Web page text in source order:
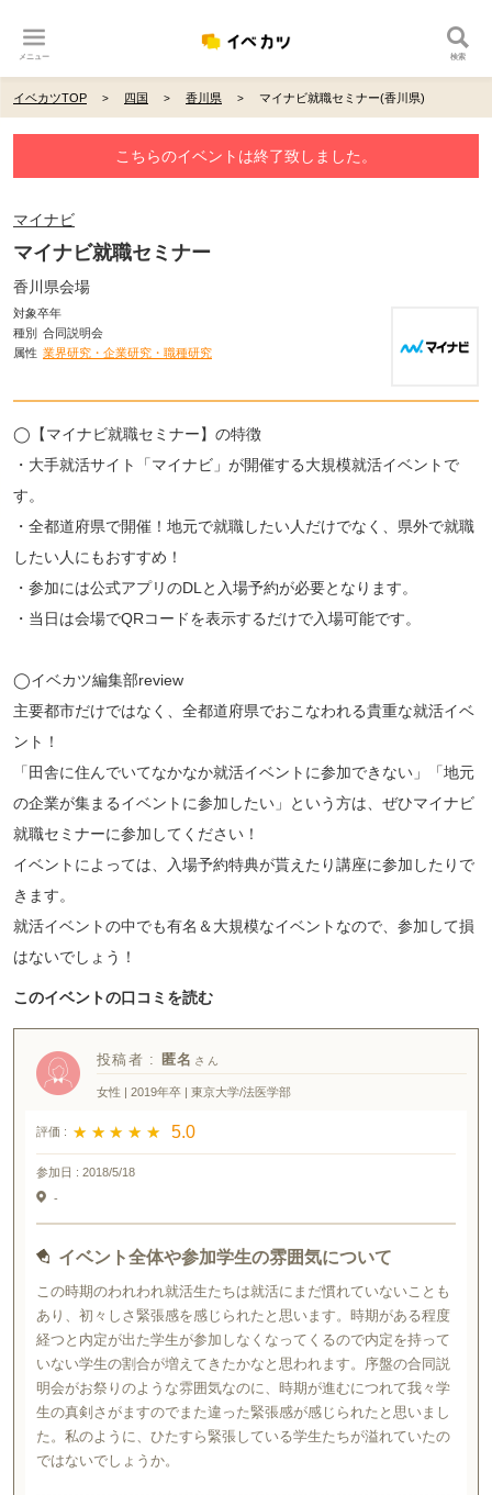
メニュー 検索
イベカツTOP 四国 香川県 マイナビ就職セミナー(香川県)
こちらのイベントは終了致しました。
マイナビ
マイナビ就職セミナー
香川県会場
対象卒年
種別 合同説明会
属性 業界研究・企業研究・職種研究
◯【マイナビ就職セミナー】の特徴
・大手就活サイト「マイナビ」が開催する大規模就活イベントで
す。
・全都道府県で開催！地元で就職したい人だけでなく、県外で就職
したい人にもおすすめ！
・参加には公式アプリのDLと入場予約が必要となります。
・当日は会場でQRコードを表示するだけで入場可能です。
◯イベカツ編集部review
主要都市だけではなく、全都道府県でおこなわれる貴重な就活イベ
ント！
「田舎に住んでいてなかなか就活イベントに参加できない」「地元
の企業が集まるイベントに参加したい」という方は、ぜひマイナビ
就職セミナーに参加してください！
イベントによっては、入場予約特典が貰えたり講座に参加したりで
きます。
就活イベントの中でも有名＆大規模なイベントなので、参加して損
はないでしょう！
このイベントの口コミを読む
投稿者 : 匿名
女性 | 2019年卒 | 東京大学/法医学部
評価 : ★ ★ ★ ★ ★
★ ★ ★ ★ ★ 5.0
参加日 : 2018/5/18
-
イベント全体や参加学生の雰囲気について
この時期のわれわれ就活生たちは就活にまだ慣れていないことも
あり、初々しさ緊張感を感じられたと思います。時期がある程度
経つと内定が出た学生が参加しなくなってくるので内定を持って
いない学生の割合が増えてきたかなと思われます。序盤の合同説
明会がお祭りのような雰囲気なのに、時期が進むにつれて我々学
生の真剣さがますのでまた違った緊張感が感じられたと思いまし
た。私のように、ひたすら緊張している学生たちが溢れていたの
ではないでしょうか。